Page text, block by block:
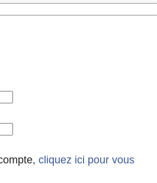
cliquez ici pour vous